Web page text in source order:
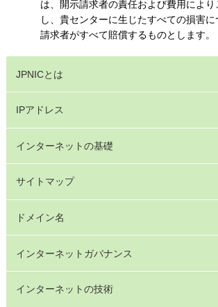
は、開示請求者の責任および費用によ
し、貴センターに生じたすべての損害
請求者がすべて賠償するものとします。
JPNICとは
IPアドレス
インターネットの基礎
サイトマップ
ドメイン名
インターネットガバナンス
インターネットの技術